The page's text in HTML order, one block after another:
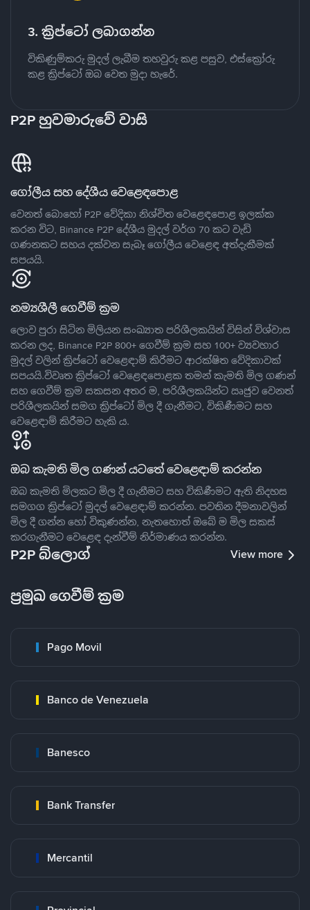
3. ක්‍රිප්ටෝ ලබාගන්න
විකිණුම්කරු මුදල් ලැබීම තහවුරු කළ පසුව, එස්ක්‍රෝරු
කළ ක්‍රිප්ටෝ ඔබ වෙත මුදා හැරේ.
P2P හුවමාරුවේ වාසි
ගෝලීය සහ දේශීය වෙළෙඳපොළ
වෙනත් බොහෝ P2P වේදිකා නිශ්චිත වෙළෙඳපොළ ඉලක්ක
කරන විට, Binance P2P දේශීය මුදල් වර්ග 70 කට වැඩි
ගණනකට සහය දක්වන සැබෑ ගෝලීය වෙළෙඳ අත්දැකීමක්
සපයයි.
නම්‍යශීලී ගෙවීම් ක්‍රම
ලොව පුරා සිටින මිලියන සංඛ්‍යාත පරිශීලකයින් විසින් විශ්වාස
කරන ලද, Binance P2P 800+ ගෙවීම් ක්‍රම සහ 100+ ව්‍යවහාර
මුදල් වලින් ක්‍රිප්ටෝ වෙළෙඳාම් කිරීමට ආරක්ෂිත වේදිකාවක්
සපයයි.විවෘත ක්‍රිප්ටෝ වෙළෙඳපොළක තමන් කැමති මිල ගණන්
සහ ගෙවීම් ක්‍රම සකසන අතර ම, පරිශීලකයින්ට ඍජුව වෙනත්
පරිශීලකයින් සමග ක්‍රිප්ටෝ මිල දී ගැනීමට, විකිණීමට සහ
වෙළෙඳාම් කිරීමට හැකි ය.
ඔබ කැමති මිල ගණන් යටතේ වෙළෙඳාම් කරන්න
ඔබ කැමති මිලකට මිල දී ගැනීමට සහ විකිණීමට ඇති නිදහස
සමගග ක්‍රිප්ටෝ මුදල් වෙළෙඳාම් කරන්න. පවතින දීමනාවලින්
මිල දී ගන්න හෝ විකුණන්න, නැතහොත් ඔබේ ම මිල සකස්
කරගැනීමට වෙළෙඳ දැන්වීම් නිර්මාණය කරන්න.
P2P බ්ලොග් View more
ප්‍රමුඛ ගෙවීම් ක්‍රම
Pago Movil
Banco de Venezuela
Banesco
Bank Transfer
Mercantil